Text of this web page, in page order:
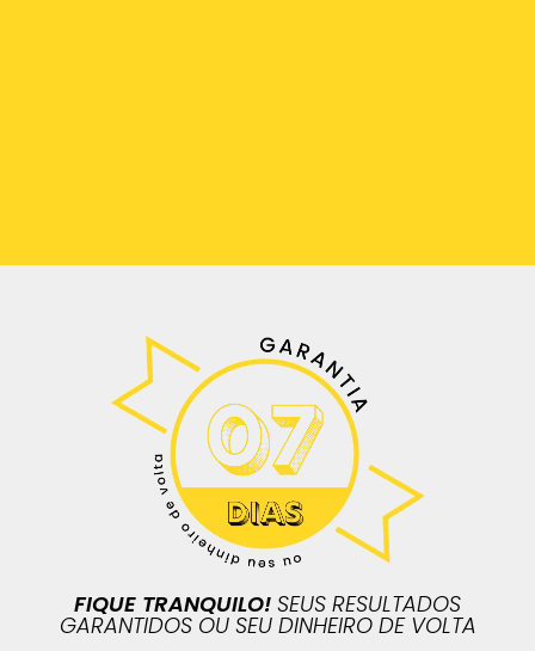
FIQUE TRANQUILO! SEUS RESULTADOS
GARANTIDOS OU SEU DINHEIRO DE VOLTA